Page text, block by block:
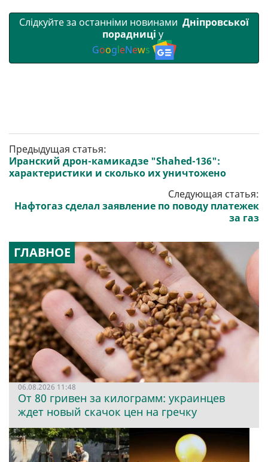
Слідкуйте за останніми новинами Дніпровської
порадниці у
GoogleNews
Предыдущая статья:
Иранский дрон-камикадзе "Shahed-136":
характеристики и сколько их уничтожено
Следующая статья:
Нафтогаз сделал заявление по поводу платежек
за газ
ГЛАВНОЕ
06.08.2026 11:48
От 80 гривен за килограмм: украинцев
ждет новый скачок цен на гречку